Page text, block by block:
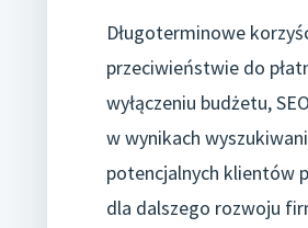
Długoterminowe
przeciwieństwie do
wyłączeniu budżetu,
w wynikach
potencjalnych klientów
dla dalszego rozwoju